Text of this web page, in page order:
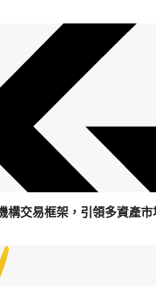
構交易框架，引領多資產市